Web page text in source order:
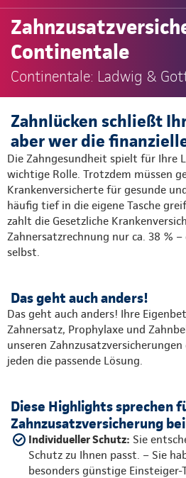
Continentale
Continentale: Ladwig &
Zahnlücken schließt
aber wer die
Die Zahngesundheit spielt für Ihre
wichtige Rolle. Trotzdem müssen
Krankenversicherte für gesunde
häufig tief in die eigene Tasche
zahlt die Gesetzliche
Zahnersatzrechnung nur ca. 38 % –
selbst.​
Das geht auch anders!
Das geht auch anders! Ihre
Zahnersatz, Prophylaxe und
unseren
jeden die passende Lösung.
Diese Highlights sprechen
Zahnzusatzversicherung
Individueller Schutz: Sie
Schutz zu Ihnen passt. – Sie
besonders günstige Einsteiger-